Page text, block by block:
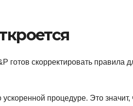
готов скорректировать правила
процедуре. Это значит,